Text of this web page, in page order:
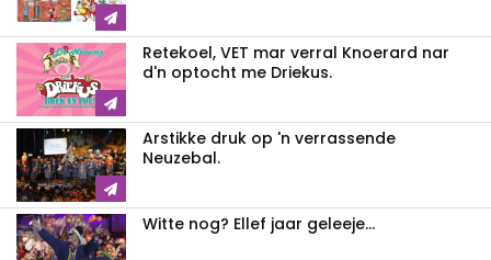
Retekoel, VET mar verral Knoerard nar
d'n optocht me Driekus.
Arstikke druk op 'n verrassende
Neuzebal.
Witte nog? Ellef jaar geleeje...